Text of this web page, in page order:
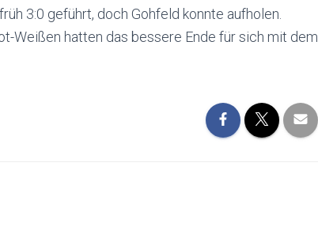
3:0 geführt, doch Gohfeld konnte aufholen.
Weißen hatten das bessere Ende für sich mit dem